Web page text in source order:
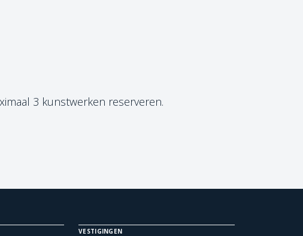
3 kunstwerken reserveren.
VESTIGINGEN